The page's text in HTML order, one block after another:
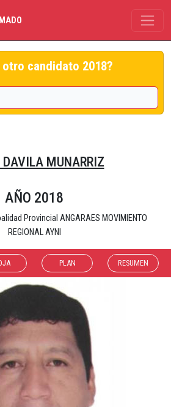
otro candidato 2018?
MUNARRIZ
AÑO 2018
Provincial ANGARAES MOVIMIENTO
REGIONAL AYNI
PLAN RESUMEN